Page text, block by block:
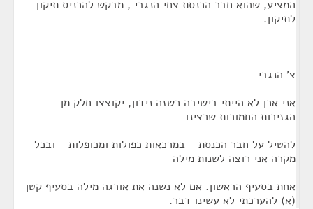
המציע, שהוא חבר הכנסת צחי הנגבי , מבקש להכניס תיקון
לתיקון.
צ' הנגבי
אני אכן לא הייתי בישיבה כשזה נידון, יקוצצו חלק מן
הגזירות החמורות שרצינו
להטיל על חבר הכנסת - במרכאות כפולות ומכופלות - ובכל
מקרה אני רוצה לשנות מילה
אחת בסעיף הראשון. אם לא נשנה את אורגה מילה בסעיף קטן
(א) להערכתי לא עשינו דבר.